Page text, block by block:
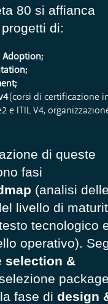
80 si affianca
di:
Adoption;
(corsi di certificazione
e ITIL V4,
di queste
fasi
(analisi
livello di
tecnologico
operativo).
selection &
fase di design